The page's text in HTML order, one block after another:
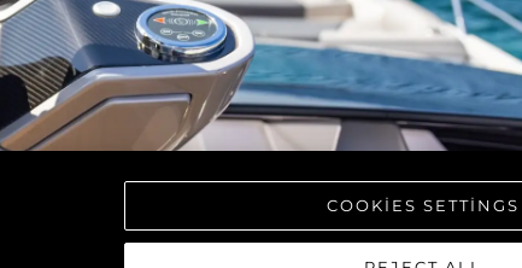
COOKIES SETTINGS